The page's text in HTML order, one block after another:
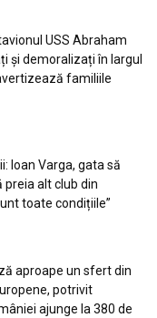
USS Abraham
și demoralizați în largul
familiile
Ioan Varga, gata să
preia alt club din
toate condițiile”
aproape un sfert din
potrivit
ajunge la 380 de